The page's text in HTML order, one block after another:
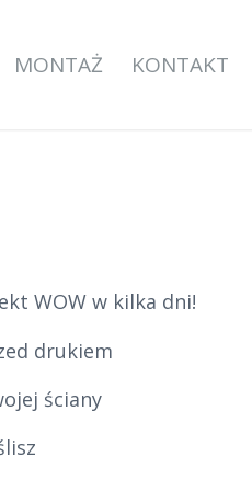
MONTAŻ KONTAKT
WOW w kilka dni!
drukiem
ściany